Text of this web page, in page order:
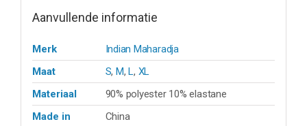
Aanvullende informatie
Merk
Indian Maharadja
Maat
S, M,L, XL
Materiaal
90% polyester 10% elastane
Made in
China